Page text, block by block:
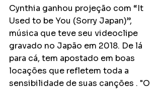
Cynthia ganhou projeção com “It
Used to be You (Sorry Japan)”,
música que teve seu videoclipe
gravado no Japão em 2018. De lá
para cá, tem apostado em boas
locações que refletem toda a
sensibilidade de suas canções . "O